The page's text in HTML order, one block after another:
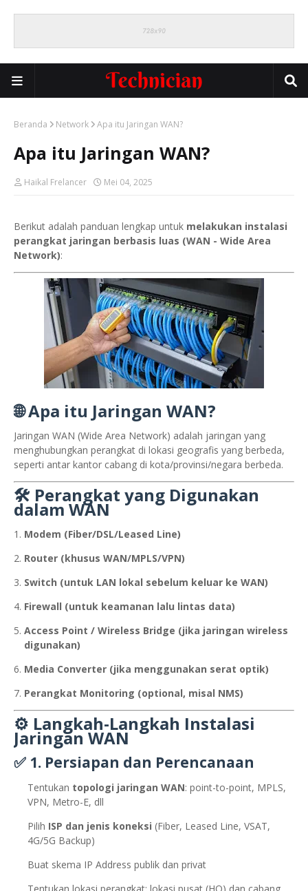
Beranda Network Apa itu Jaringan WAN?
Apa itu Jaringan WAN?
Haikal Frelancer Mei 04, 2025
Berikut adalah panduan lengkap untuk melakukan instalasi
perangkat jaringan berbasis luas (WAN - Wide Area
Network):
🌐Apa itu Jaringan WAN?
Jaringan WAN (Wide Area Network) adalah jaringan yang
menghubungkan perangkat di lokasi geografis yang berbeda,
seperti antar kantor cabang di kota/provinsi/negara berbeda.
🛠️ Perangkat yang Digunakan
dalam WAN
Modem (Fiber/DSL/Leased Line)
Router (khusus WAN/MPLS/VPN)
Switch (untuk LAN lokal sebelum keluar ke WAN)
Firewall (untuk keamanan lalu lintas data)
Access Point / Wireless Bridge (jika jaringan wireless
digunakan)
Media Converter (jika menggunakan serat optik)
Perangkat Monitoring (optional, misal NMS)
⚙️ Langkah-Langkah Instalasi
Jaringan WAN
✅ 1. Persiapan dan Perencanaan
Tentukan topologi jaringan WAN: point-to-point, MPLS,
VPN, Metro-E, dll
Pilih ISP dan jenis koneksi (Fiber, Leased Line, VSAT,
4G/5G Backup)
Buat skema IP Address publik dan privat